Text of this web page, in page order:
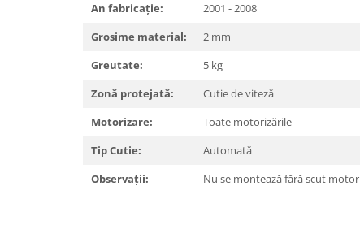
Carlige Porsche
Carlige Renault
Carlige SsangYong
An fabricație:
2001 - 2008
Grosime material:
2 mm
Greutate:
5 kg
Zonă protejată:
Cutie de viteză
Motorizare:
Toate motorizările
Tip Cutie:
Automată
Observații:
Nu se montează fără scut motor